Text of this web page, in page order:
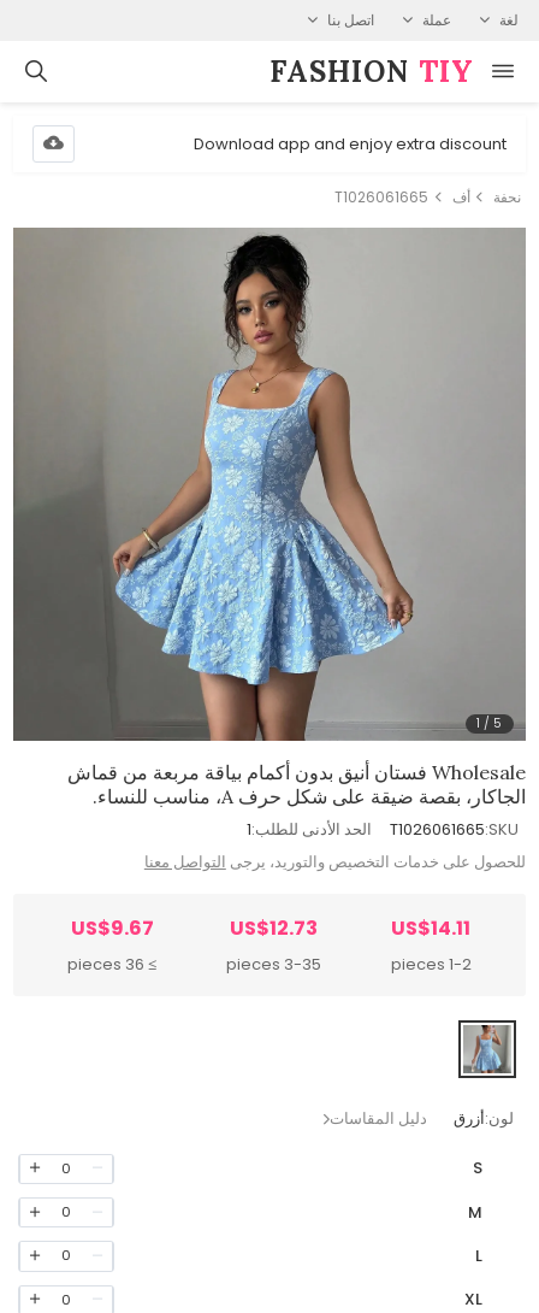
لغة عملة اتصل بنا
FASHION⁠ TIY
Download app and enjoy extra discount
نحفة أف T1026061665
1 / 5
Wholesale فستان أنيق بدون أكمام بياقة مربعة من قماش
الجاكار، بقصة ضيقة على شكل حرف A، مناسب للنساء.
SKU:
T1026061665 الحد الأدنى للطلب:1
للحصول على خدمات التخصيص والتوريد، يرجى التواصل معنا
US$14.11
1-2 pieces
US$12.73
3-35 pieces
US$9.67
≥ 36 pieces
لون:أزرق دليل المقاسات
S
0
M
0
L
0
XL
0